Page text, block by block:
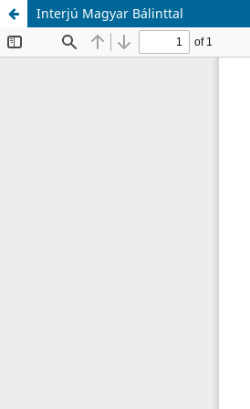
Interjú Magyar Bálinttal